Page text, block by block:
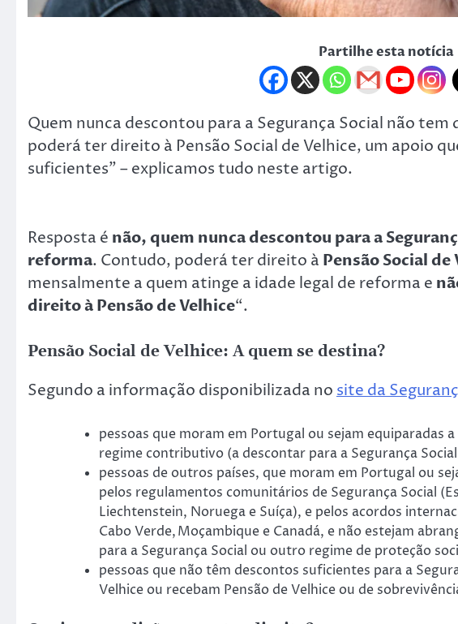
Partilhe esta notícia
Quem nunca descontou para a Segurança Social não
poderá ter direito à Pensão Social de Velhice, um apoio
suficientes” – explicamos tudo neste artigo.
Resposta é não, quem nunca descontou para a
reforma. Contudo, poderá ter direito à Pensão Social de
mensalmente a quem atinge a idade legal de reforma e
direito à Pensão de Velhice“.
Pensão Social de Velhice: A quem se destina?
Segundo a informação disponibilizada no site da
pessoas que moram em Portugal ou sejam equiparadas
regime contributivo (a descontar para a Segurança
pessoas de outros países, que moram em Portugal ou
pelos regulamentos comunitários de Segurança Social
Liechtenstein, Noruega e Suíça), e pelos acordos
Cabo Verde, Moçambique e Canadá, e não estejam
para a Segurança Social ou outro regime de proteção
pessoas que não têm descontos suficientes para a
Velhice ou recebam Pensão de Velhice ou de